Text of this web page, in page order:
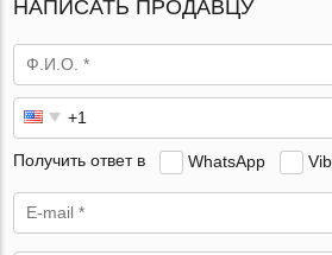
НАПИСАТЬ ПРОДАВЦУ
Получить ответ в WhatsApp